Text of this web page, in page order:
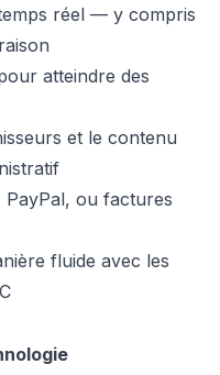
réel — y compris
atteindre des
et le contenu
PayPal, ou factures
fluide avec les